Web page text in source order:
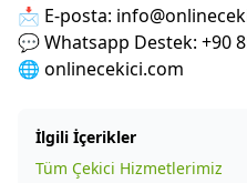
📩 E-posta:
💬 Whatsapp Destek: +90
🌐 onlinecekici.com
İlgili İçerikler
Tüm Çekici Hizmetlerimiz